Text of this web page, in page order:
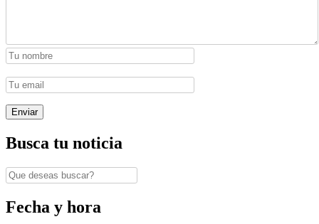
Busca tu noticia
Fecha y hora